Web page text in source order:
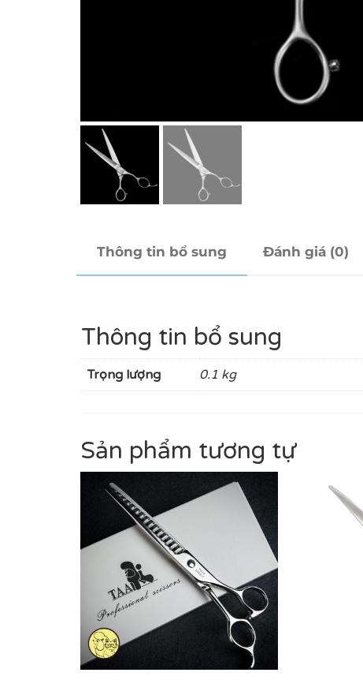
Thông tin bổ sung Đánh giá (0)
Thông tin bổ sung
Trọng lượng 0.1 kg
Sản phẩm tương tự